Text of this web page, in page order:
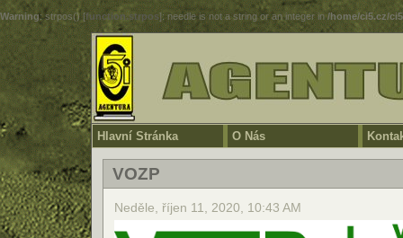
Warning: strpos() [function.strpos]: needle is not a string or an integer in/home/ci5.cz/
Hlavní Stránka O Nás
VOZP
Neděle, říjen 11, 2020, 10:43 AM